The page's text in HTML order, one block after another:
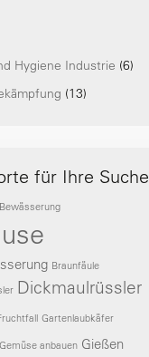
Hygiene Industrie (6)
(13)
für Ihre Suche
Bewässerung
Braunfäule
Dickmaulrüssler
Gartenlaubkäfer
Gemüse anbauen Gießen